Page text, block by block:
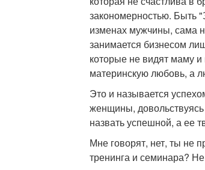
закономерностью. Быть
изменах мужчины, сама
занимается бизнесом
которые не видят маму
материнскую любовь, а
Это и называется
женщины,
назвать успешной, а ее
Мне говорят, нет, ты не
тренинга и семинара?